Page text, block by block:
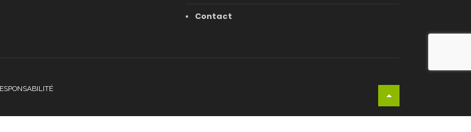
Contact